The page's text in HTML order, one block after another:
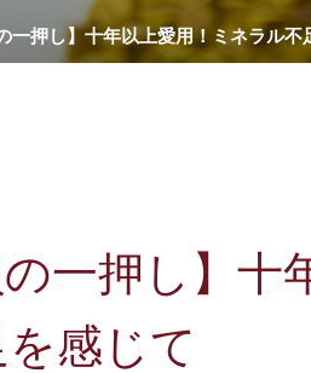
一押し】十年以上愛用！ミネラル不
の一押し】十
感じて